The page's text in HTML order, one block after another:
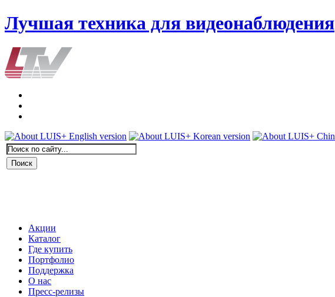
Лучшая техника для видеонаблюдения
Акции
Каталог
Где купить
Портфолио
Поддержка
О нас
Пресс-релизы